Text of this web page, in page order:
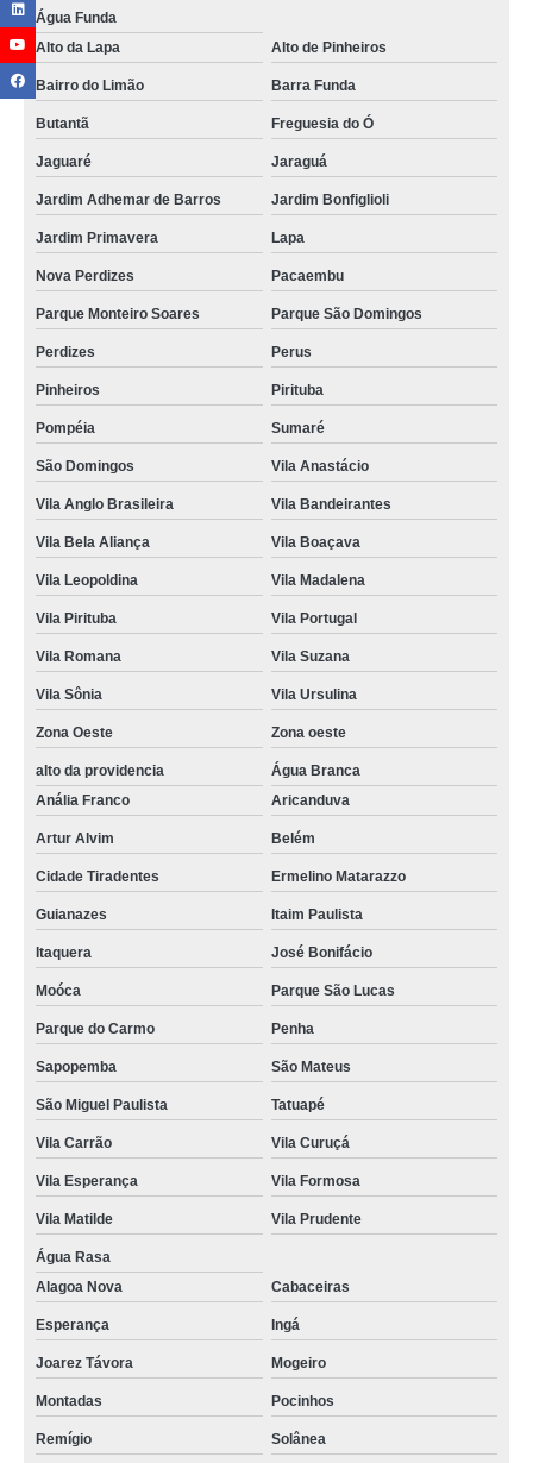
Água Funda
Alto da Lapa
Alto de Pinheiros
Bairro do Limão Barra Funda
Butantã Freguesia do Ó
Jaguaré Jaraguá
Jardim Adhemar de Barros Jardim Bonfiglioli
Jardim Primavera Lapa
Nova Perdizes Pacaembu
Parque Monteiro Soares Parque São Domingos
Perdizes Perus
Pinheiros Pirituba
Pompéia Sumaré
São Domingos Vila Anastácio
Vila Anglo Brasileira Vila Bandeirantes
Vila Bela Aliança Vila Boaçava
Vila Leopoldina Vila Madalena
Vila Pirituba Vila Portugal
Vila Romana Vila Suzana
Vila Sônia Vila Ursulina
Zona Oeste Zona oeste
alto da providencia
Água Branca
Anália Franco
Aricanduva
Artur Alvim Belém
Cidade Tiradentes Ermelino Matarazzo
Guianazes Itaim Paulista
Itaquera José Bonifácio
Moóca Parque São Lucas
Parque do Carmo Penha
Sapopemba São Mateus
São Miguel Paulista Tatuapé
Vila Carrão Vila Curuçá
Vila Esperança Vila Formosa
Vila Matilde Vila Prudente
Água Rasa
Alagoa Nova
Cabaceiras
Esperança Ingá
Joarez Távora Mogeiro
Montadas Pocinhos
Remígio Solânea